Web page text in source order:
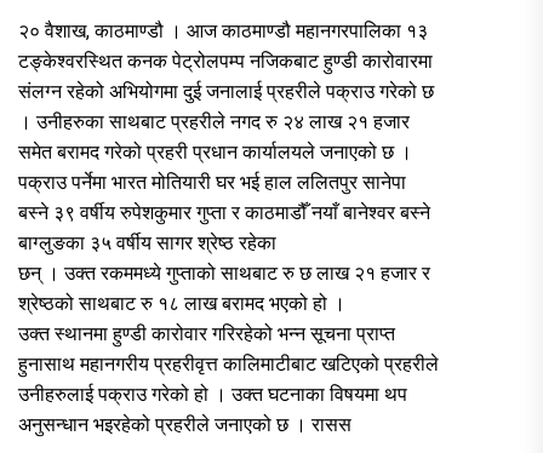
२० वैशाख, काठमाण्डौ । आज काठमाण्डौ महानगरपालिका १३
टङ्केश्वरस्थित कनक पेट्रोलपम्प नजिकबाट हुण्डी कारोवारमा
संलग्न रहेको अभियोगमा दुई जनालाई प्रहरीले पक्राउ गरेको छ
। उनीहरुका साथबाट प्रहरीले नगद रु २४ लाख २१ हजार
समेत बरामद गरेको प्रहरी प्रधान कार्यालयले जनाएको छ ।
पक्राउ पर्नेमा भारत मोतियारी घर भई हाल ललितपुर सानेपा
बस्ने ३९ वर्षीय रुपेशकुमार गुप्ता र काठमाडौँ नयाँ बानेश्वर बस्ने
बाग्लुङका ३५ वर्षीय सागर श्रेष्ठ रहेका
छन् । उक्त रकममध्ये गुप्ताको साथबाट रु छ लाख २१ हजार र
श्रेष्ठको साथबाट रु १८ लाख बरामद भएको हो ।
उक्त स्थानमा हुण्डी कारोवार गरिरहेको भन्न सूचना प्राप्त
हुनासाथ महानगरीय प्रहरीवृत्त कालिमाटीबाट खटिएको प्रहरीले
उनीहरुलाई पक्राउ गरेको हो । उक्त घटनाका विषयमा थप
अनुसन्धान भइरहेको प्रहरीले जनाएको छ । रासस